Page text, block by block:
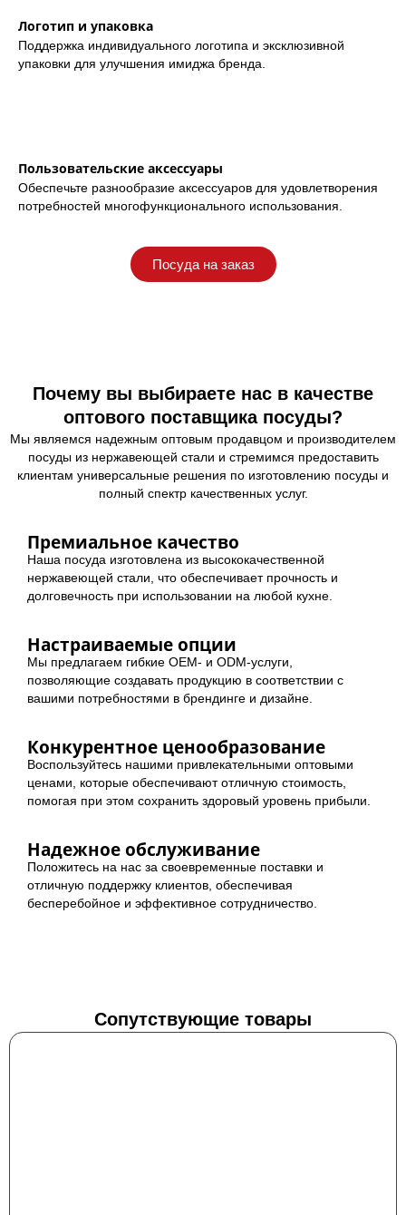
Логотип и упаковка
Поддержка индивидуального логотипа и эксклюзивной
упаковки для улучшения имиджа бренда.
Пользовательские аксессуары
Обеспечьте разнообразие аксессуаров для удовлетворения
потребностей многофункционального использования.
Посуда на заказ
Почему вы выбираете нас в качестве
оптового поставщика посуды?
Мы являемся надежным оптовым продавцом и производителем
посуды из нержавеющей стали и стремимся предоставить
клиентам универсальные решения по изготовлению посуды и
полный спектр качественных услуг.
Премиальное качество
Наша посуда изготовлена из высококачественной
нержавеющей стали, что обеспечивает прочность и
долговечность при использовании на любой кухне.
Настраиваемые опции
Мы предлагаем гибкие OEM- и ODM-услуги,
позволяющие создавать продукцию в соответствии с
вашими потребностями в брендинге и дизайне.
Конкурентное ценообразование
Воспользуйтесь нашими привлекательными оптовыми
ценами, которые обеспечивают отличную стоимость,
помогая при этом сохранить здоровый уровень прибыли.
Надежное обслуживание
Положитесь на нас за своевременные поставки и
отличную поддержку клиентов, обеспечивая
бесперебойное и эффективное сотрудничество.
Сопутствующие товары